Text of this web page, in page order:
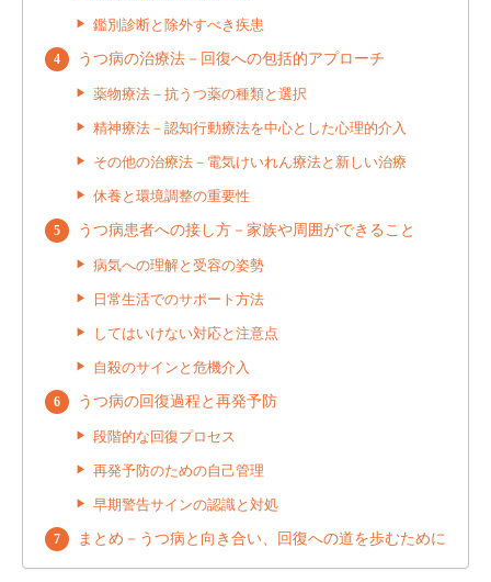
鑑別診断と除外すべき疾患
うつ病の治療法－回復への包括的アプローチ
薬物療法－抗うつ薬の種類と選択
精神療法－認知行動療法を中心とした心理的介入
その他の治療法－電気けいれん療法と新しい治療
休養と環境調整の重要性
うつ病患者への接し方－家族や周囲ができること
病気への理解と受容の姿勢
日常生活でのサポート方法
してはいけない対応と注意点
自殺のサインと危機介入
うつ病の回復過程と再発予防
段階的な回復プロセス
再発予防のための自己管理
早期警告サインの認識と対処
まとめ－うつ病と向き合い、回復への道を歩むために